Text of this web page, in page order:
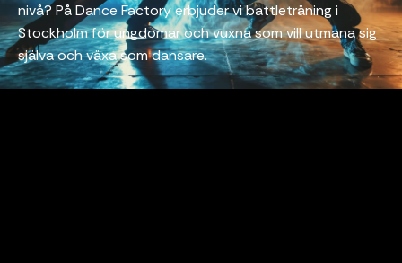
nivå? På Dance Factory erbjuder vi battleträning i
Stockholm för ungdomar och vuxna som vill utmana sig
själva och växa som dansare.